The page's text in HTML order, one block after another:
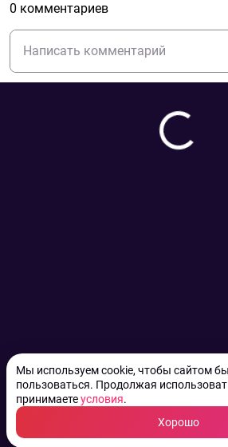
Мы используем cookie, чтобы сайтом
пользоваться. Продолжая
принимаетеусловия.
Хорошо
0 комментариев